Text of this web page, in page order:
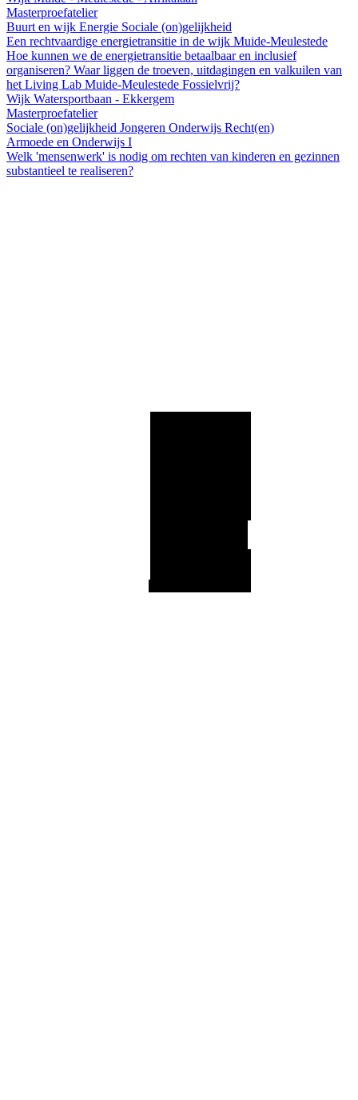
Masterproefatelier
Buurt en wijk Energie Sociale (on)gelijkheid
Een rechtvaardige energietransitie in de wijk Muide-Meulestede
Hoe kunnen we de energietransitie betaalbaar en inclusief
organiseren? Waar liggen de troeven, uitdagingen en valkuilen van
het Living Lab Muide-Meulestede Fossielvrij?
Wijk Watersportbaan - Ekkergem
Masterproefatelier
Sociale (on)gelijkheid Jongeren Onderwijs Recht(en)
Armoede en Onderwijs I
Welk 'mensenwerk' is nodig om rechten van kinderen en gezinnen
substantieel te realiseren?